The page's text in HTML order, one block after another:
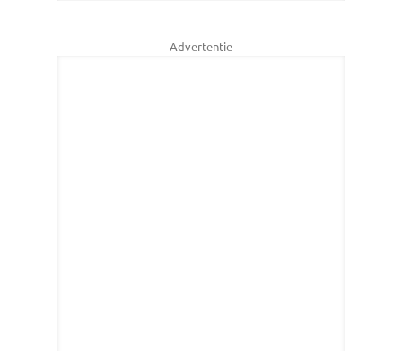
Advertentie